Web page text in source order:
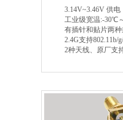
3.14V~3.46V 供电
工业级宽温:-30℃
有插针和贴片两种
2.4G支持802.11b/
2种天线、原厂支